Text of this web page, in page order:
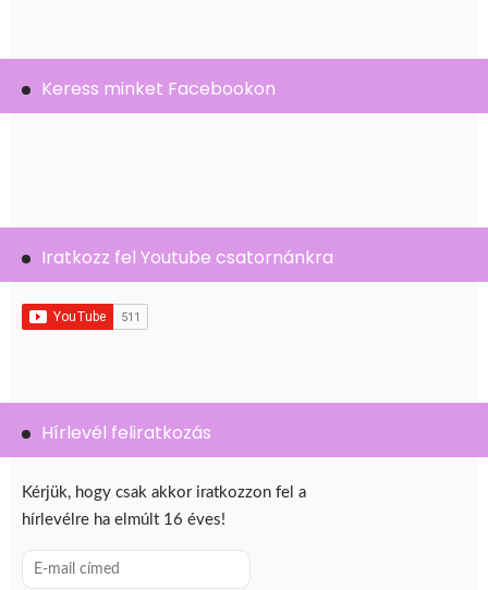
Keress minket Facebookon
Iratkozz fel Youtube csatornánkra
Hírlevél feliratkozás